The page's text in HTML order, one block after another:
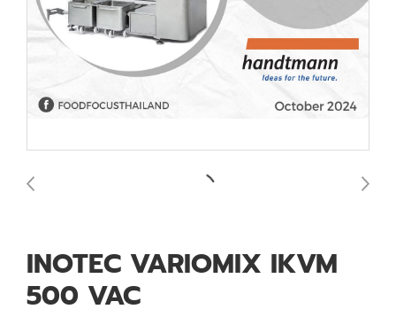
INOTEC VARIOMIX IKVM
500 VAC